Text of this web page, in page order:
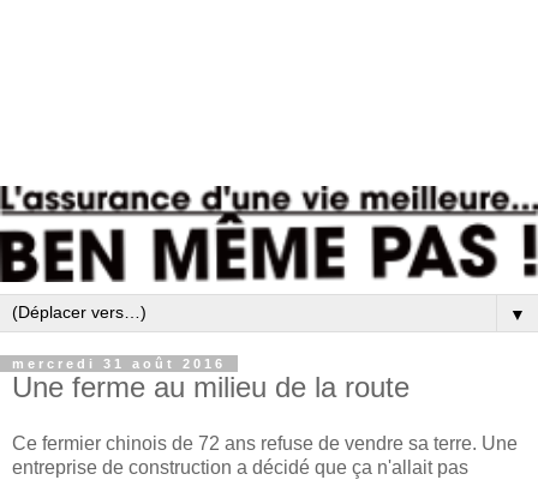
▼
mercredi 31 août 2016
Une ferme au milieu de la route
Ce fermier chinois de 72 ans refuse de vendre sa terre. Une
entreprise de construction a décidé que ça n'allait pas